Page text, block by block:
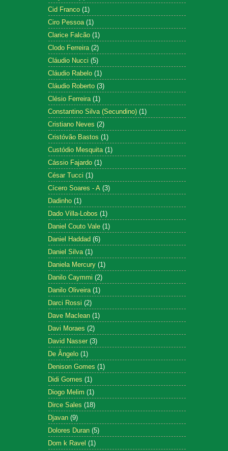
Cid Franco (1)
Ciro Pessoa (1)
Clarice Falcão (1)
Clodo Ferreira (2)
Cláudio Nucci (5)
Cláudio Rabelo (1)
Cláudio Roberto (3)
Clésio Ferreira (1)
Constantino Silva (Secundino) (1)
Cristiano Neves (2)
Cristóvão Bastos (1)
Custódio Mesquita (1)
Cássio Fajardo (1)
César Tucci (1)
Cícero Soares - A (3)
Dadinho (1)
Dado Villa-Lobos (1)
Daniel Couto Vale (1)
Daniel Haddad (6)
Daniel Silva (1)
Daniela Mercury (1)
Danilo Caymmi (2)
Danilo Oliveira (1)
Darci Rossi (2)
Dave Maclean (1)
Davi Moraes (2)
David Nasser (3)
De Ângelo (1)
Denison Gomes (1)
Didi Gomes (1)
Diogo Melim (1)
Dirce Sales (18)
Djavan (9)
Dolores Duran (5)
Dom k Ravel (1)